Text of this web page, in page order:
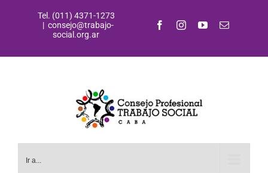
Tel. (011) 4371-1273
| consejo@trabajo-
social.org.ar
FacebookInstagramYouTubeCorreo
Ir a...